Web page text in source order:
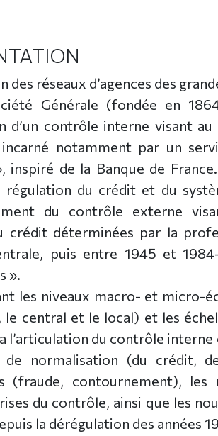
des réseaux d’agences des
Générale (fondée en
d’un contrôle interne visant
notamment par un
inspiré de la Banque de
régulation du crédit et du
du contrôle externe
crédit déterminées par la
puis entre 1945 et
».
les niveaux macro- et micro-
le central et le local) et les
l’articulation du contrôle
de normalisation (du crédit,
(fraude, contournement),
du contrôle, ainsi que les
la dérégulation des années